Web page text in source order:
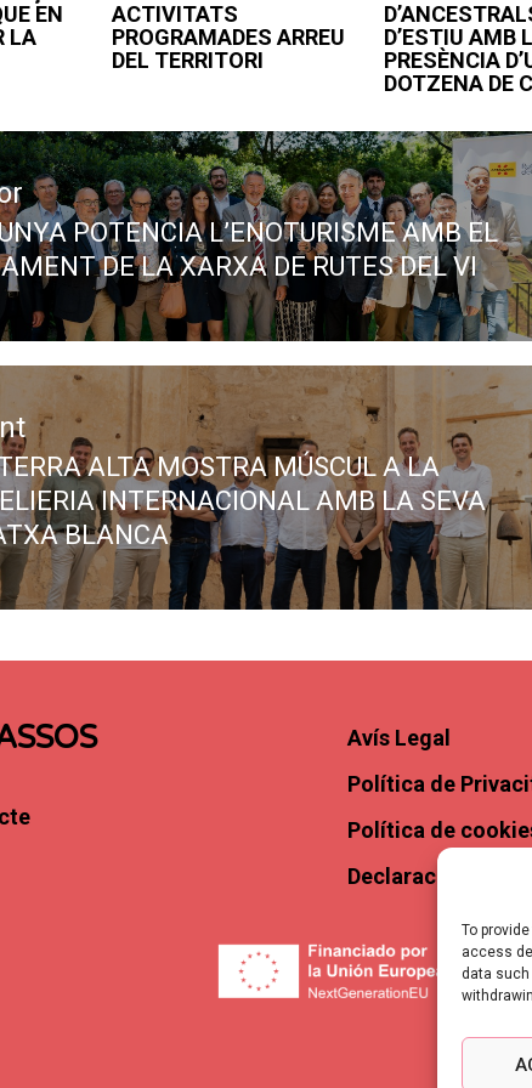
To
access
data
EN
LA
ACTIVITATS
PROGRAMADES ARREU
DEL TERRITORI
D’ESTIU AMB
PRESÈNCIA
DOTZENA DE
POTENCIA L’ENOTURISME AMB EL
DE LA XARXA DE RUTES DEL VI
ALTA MOSTRA MÚSCUL A LA
INTERNACIONAL AMB LA SEVA
BLANCA
Avís Legal
Política de
Política de
Declaració